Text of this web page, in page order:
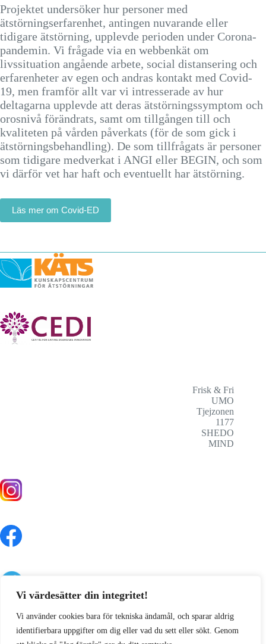
Vi värdesätter din integritet!
Vi använder cookies bara för tekniska ändamål, och sparar aldrig
identifierbara uppgifter om dig eller vad du sett eller sökt. Genom
Projektet undersöker hur personer med
ätstörningserfarenhet, antingen nuvarande eller
tidigare ätstörning, upplevde perioden under Corona-
pandemin. Vi frågade via en webbenkät om
livssituation angående arbete, social distansering och
erfarenheter av egen och andras kontakt med Covid-
19, men framför allt var vi intresserade av hur
deltagarna upplevde att deras ätstörningssymptom och
orosnivå förändrats, samt om tillgången till och
kvaliteten på vården påverkats (för de som gick i
ätstörningsbehandling). De som tillfrågats är personer
som tidigare medverkat i ANGI eller BEGIN, och som
vi därför vet har haft och eventuellt har ätstörning.
Läs mer om Covid-ED
Frisk & Fri
UMO
Tjejzonen
1177
SHEDO
MIND